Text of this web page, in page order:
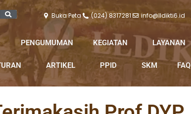
Buka Peta (024) 8317281 info@lldikti6.id
PENGUMUMAN KEGIATAN LAYANAN
ARTIKEL PPID SKM FAQ